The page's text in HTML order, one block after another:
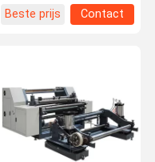
Beste prijs
Contact